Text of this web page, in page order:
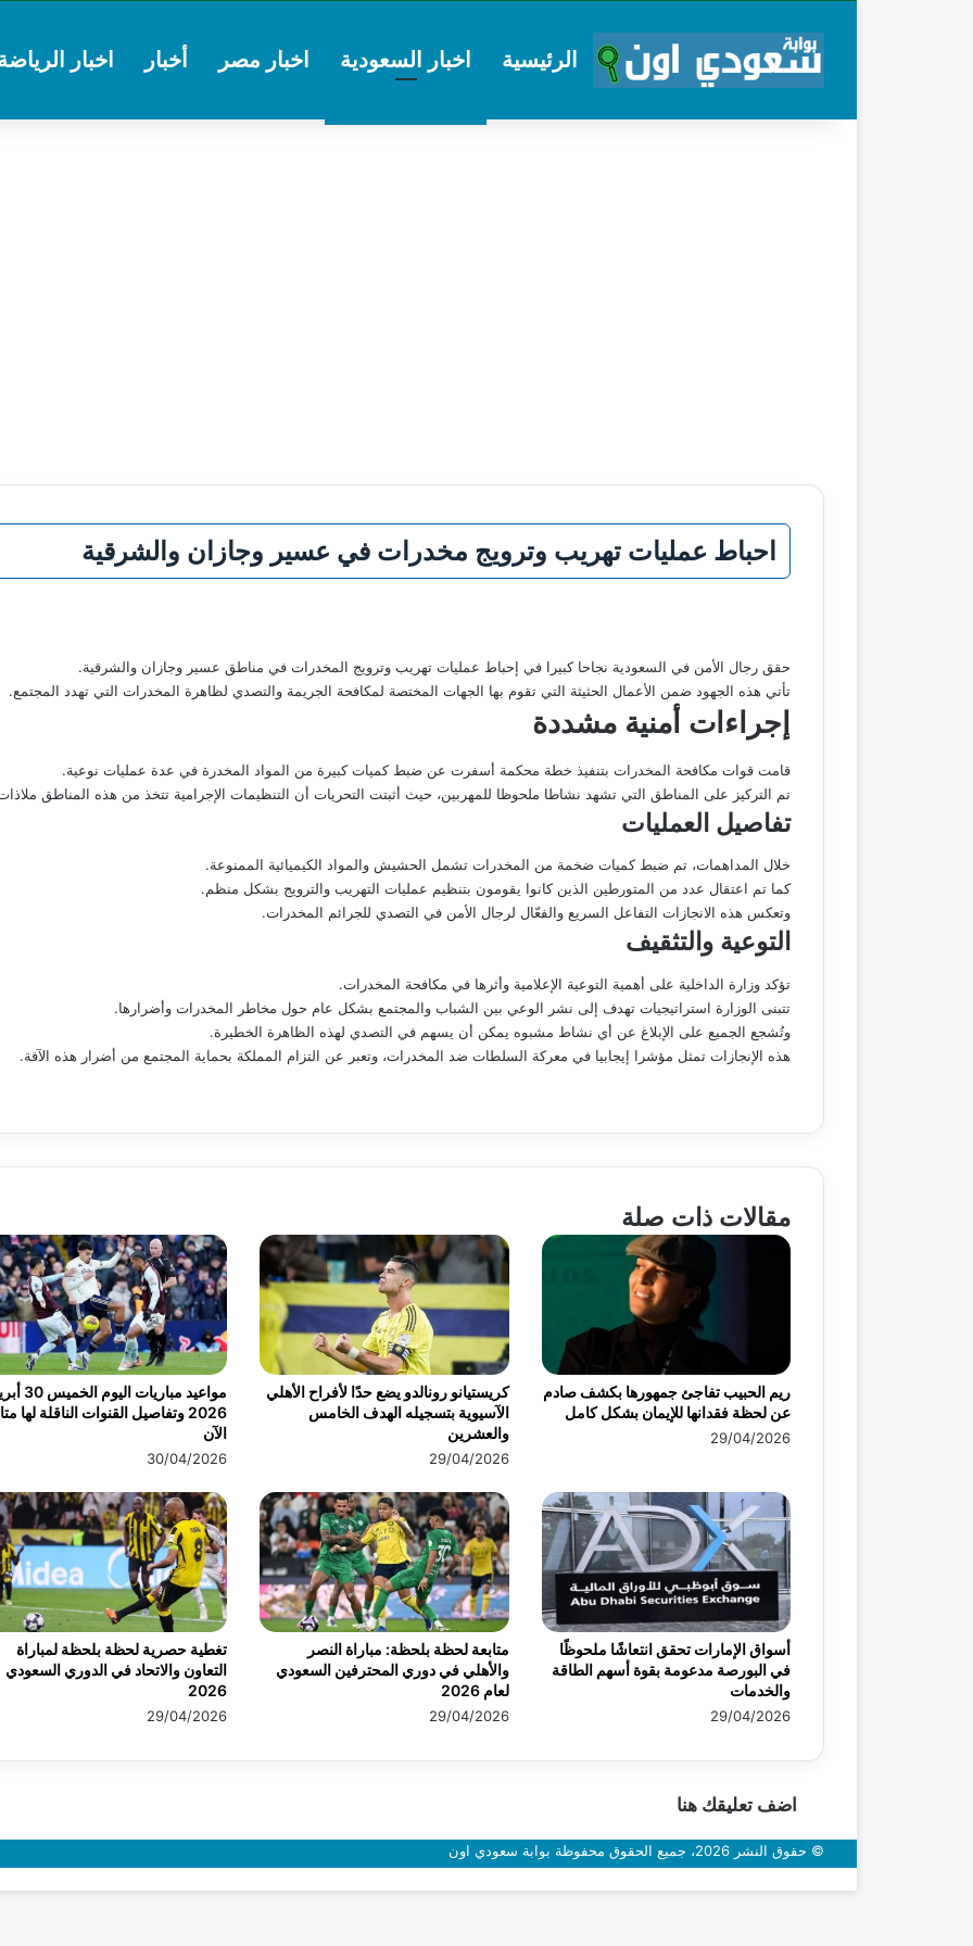
الرئيسية اخبار السعودية اخبار مصر أخبار اخبار
احباط عمليات تهريب وترويج مخدرات في عسير وجازان والشرقية
حقق رجال الأمن في السعودية نجاحا كبيرا في إحباط عمليات تهريب وترويج المخدرات في مناطق عسير وجازان والشرقية.
تأتي هذه الجهود ضمن الأعمال الحثيثة التي تقوم بها الجهات المختصة لمكافحة الجريمة والتصدي لظاهرة المخدرات التي تهدد المجتمع.
إجراءات أمنية مشددة
قامت قوات مكافحة المخدرات بتنفيذ خطة محكمة أسفرت عن ضبط كميات كبيرة من المواد المخدرة في عدة عمليات نوعية.
تم التركيز على المناطق التي تشهد نشاطا ملحوظا للمهربين، حيث أثبتت التحريات أن التنظيمات الإجرامية تتخذ من هذه المناطق
تفاصيل العمليات
خلال المداهمات، تم ضبط كميات ضخمة من المخدرات تشمل الحشيش والمواد الكيميائية الممنوعة.
كما تم اعتقال عدد من المتورطين الذين كانوا يقومون بتنظيم عمليات التهريب والترويج بشكل منظم.
وتعكس هذه الانجازات التفاعل السريع والفعّال لرجال الأمن في التصدي للجرائم المخدرات.
التوعية والتثقيف
تؤكد وزارة الداخلية على أهمية التوعية الإعلامية وأثرها في مكافحة المخدرات.
تتبنى الوزارة استراتيجيات تهدف إلى نشر الوعي بين الشباب والمجتمع بشكل عام حول مخاطر المخدرات وأضرارها.
وتُشجع الجميع على الإبلاغ عن أي نشاط مشبوه يمكن أن يسهم في التصدي لهذه الظاهرة الخطيرة.
هذه الإنجازات تمثل مؤشرا إيجابيا في معركة السلطات ضد المخدرات، وتعبر عن التزام المملكة بحماية المجتمع من أضرار هذه الآفة.
مقالات ذات صلة
مواعيد مباريات
2026 وتفاصيل القنوات الناقلة لها
الآن
30/04/2026
كريستيانو رونالدو يضع حدًا لأفراح الأهلي
الآسيوية بتسجيله الهدف الخامس
والعشرين
29/04/2026
ريم الحبيب تفاجئ جمهورها بكشف صادم
عن لحظة فقدانها للإيمان بشكل كامل
29/04/2026
تغطية حصرية لحظة بلحظة لمباراة
التعاون والاتحاد في الدوري السعودي
2026
29/04/2026
متابعة لحظة بلحظة: مباراة النصر
والأهلي في دوري المحترفين السعودي
لعام 2026
29/04/2026
أسواق الإمارات تحقق انتعاشًا ملحوظًا
في البورصة مدعومة بقوة أسهم الطاقة
والخدمات
29/04/2026
اضف تعليقك هنا
© حقوق النشر 2026، جميع الحقوق محفوظة بوابة سعودي اون